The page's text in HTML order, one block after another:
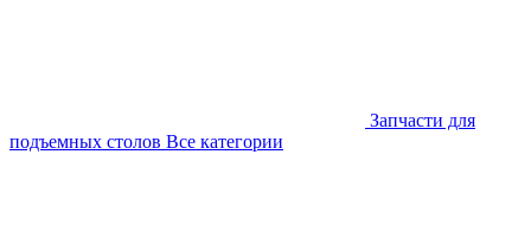
Запчасти для
подъемных столов Все категории